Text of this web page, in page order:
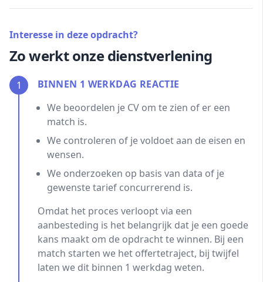
Interesse in deze opdracht?
Zo werkt onze dienstverlening
1
BINNEN 1 WERKDAG REACTIE
We beoordelen je CV om te zien of er een
match is.
We controleren of je voldoet aan de eisen en
wensen.
We onderzoeken op basis van data of je
gewenste tarief concurrerend is.
Omdat het proces verloopt via een
aanbesteding is het belangrijk dat je een goede
kans maakt om de opdracht te winnen. Bij een
match starten we het offertetraject, bij twijfel
laten we dit binnen 1 werkdag weten.